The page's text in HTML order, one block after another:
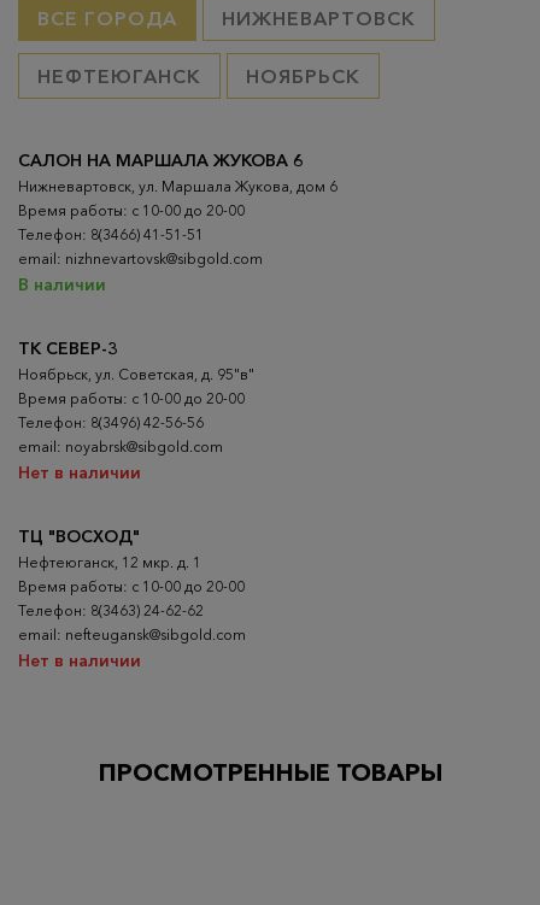
ВСЕ ГОРОДА НИЖНЕВАРТОВСК
НЕФТЕЮГАНСК НОЯБРЬСК
ТК СЕВЕР-3
Ноябрьск, ул. Советская, д. 95"в"
Время работы: с 10-00 до 20-00
Телефон: 8(3496) 42-56-56
email: noyabrsk@sibgold.com
Нет в наличии
ТЦ "ВОСХОД"
Нефтеюганск, 12 мкр. д. 1
Время работы: с 10-00 до 20-00
Телефон: 8(3463) 24-62-62
email: nefteugansk@sibgold.com
Нет в наличии
САЛОН НА МАРШАЛА ЖУКОВА 6
Нижневартовск, ул. Маршала Жукова, дом 6
Время работы: с 10-00 до 20-00
Телефон: 8(3466) 41-51-51
email: nizhnevartovsk@sibgold.com
В наличии
ПРОСМОТРЕННЫЕ ТОВАРЫ